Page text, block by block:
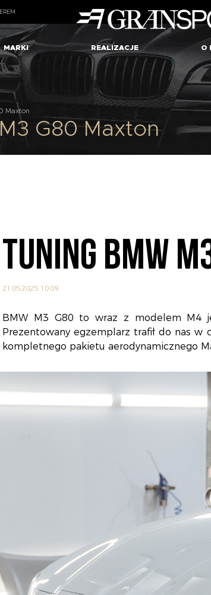
MARKI REALIZACJE O
Maxton
G80 Maxton
TUNING BMW
21.05.2025 10:09
BMW M3 G80 to wraz z modelem M4
Prezentowany egzemplarz trafił do nas
kompletnego pakietu aerodynamicznego